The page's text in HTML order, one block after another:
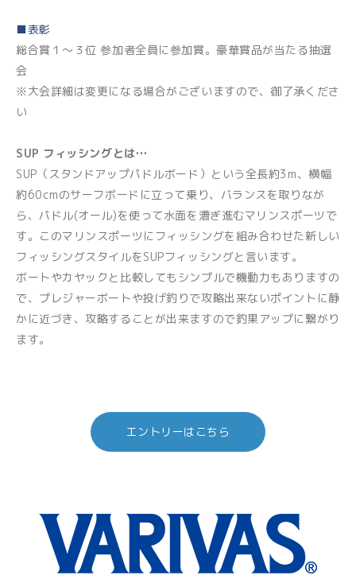
■表彰
総合賞１～３位 参加者全員に参加賞。豪華賞品が当たる抽選
会
※大会詳細は変更になる場合がございますので、御了承くださ
い
SUP フィッシングとは…
SUP（スタンドアップパドルボード）という全長約3m、横幅
約60cmのサーフボードに立って乗り、バランスを取りなが
ら、パドル(オール)を使って水面を漕ぎ進むマリンスポーツで
す。このマリンスポーツにフィッシングを組み合わせた新しい
フィッシングスタイルをSUPフィッシングと言います。
ボートやカヤックと比較してもシンプルで機動力もありますの
で、プレジャーボートや投げ釣りで攻略出来ないポイントに静
かに近づき、攻略することが出来ますので釣果アップに繋がり
ます。
エントリーはこちら